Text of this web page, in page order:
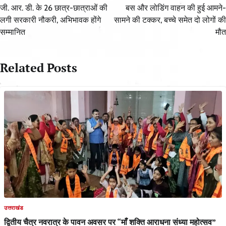
navigation
जी. आर. डी. के 26 छात्र-छात्राओं की
लगी सरकारी नौकरी, अभिभावक होंगे
सम्मानित
बस और लोडिंग वाहन की हुई आमने-
सामने की टक्कर, बच्चे समेत दो लोगों की
मौत
Related Posts
उत्तराखंड
द्वितीय चैत्र नवरात्र के पावन अवसर पर “माँ शक्ति आराधना संध्या महोत्सव”